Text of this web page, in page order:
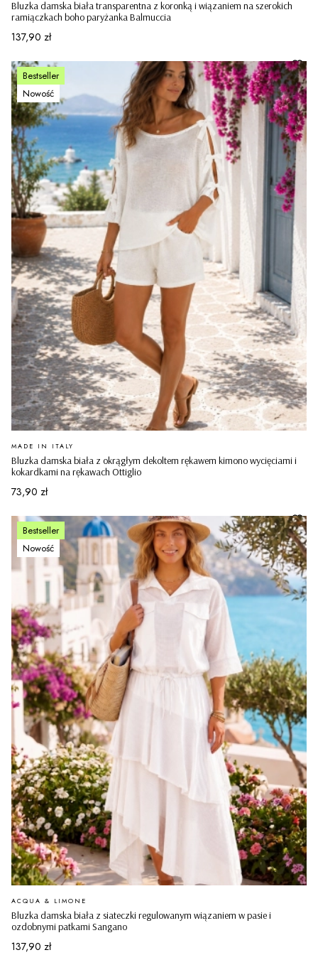
Bluzka damska biała transparentna z koronką i wiązaniem na szerokich
ramiączkach boho paryżanka Balmuccia
Cena
137,90 zł
Bestseller
Nowość
Bluzka damska biała z okrągłym dekoltem rękawem kimono wycięciami i
kokardkami na rękawach Ottiglio
PRODUCENT
MADE IN ITALY
Cena
73,90 zł
Bestseller
Nowość
Bluzka damska biała z siateczki regulowanym wiązaniem w pasie i
ozdobnymi patkami Sangano
PRODUCENT
ACQUA & LIMONE
Cena
137,90 zł